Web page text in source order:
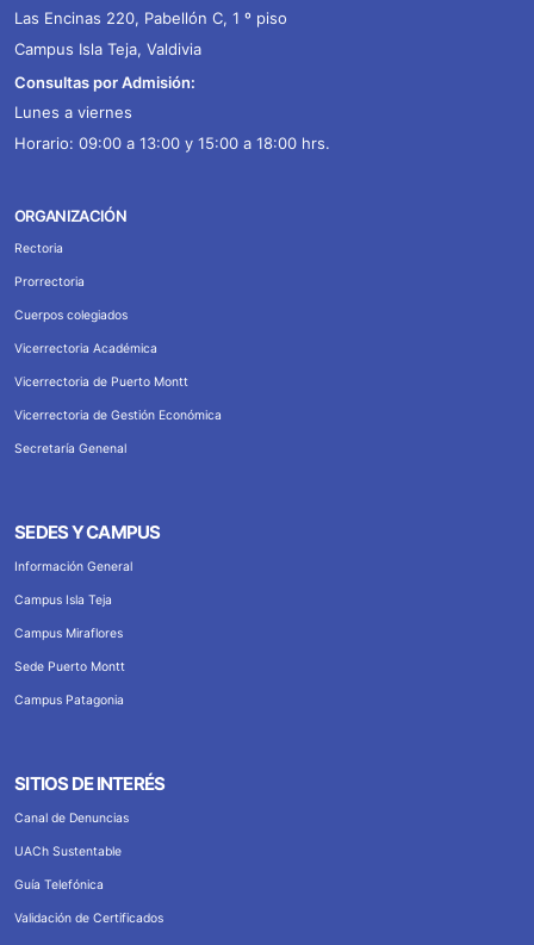
Las Encinas 220, Pabellón C, 1 º piso
Campus Isla Teja, Valdivia
Consultas por Admisión:
Lunes a viernes
Horario: 09:00 a 13:00 y 15:00 a 18:00 hrs.
ORGANIZACIÓN
Rectoria
Prorrectoria
Cuerpos colegiados
Vicerrectoria Académica
Vicerrectoria de Puerto Montt
Vicerrectoria de Gestión Económica
Secretaría Genenal
SEDES Y CAMPUS
Información General
Campus Isla Teja
Campus Miraflores
Sede Puerto Montt
Campus Patagonia
SITIOS DE INTERÉS
Canal de Denuncias
UACh Sustentable
Guía Telefónica
Validación de Certificados